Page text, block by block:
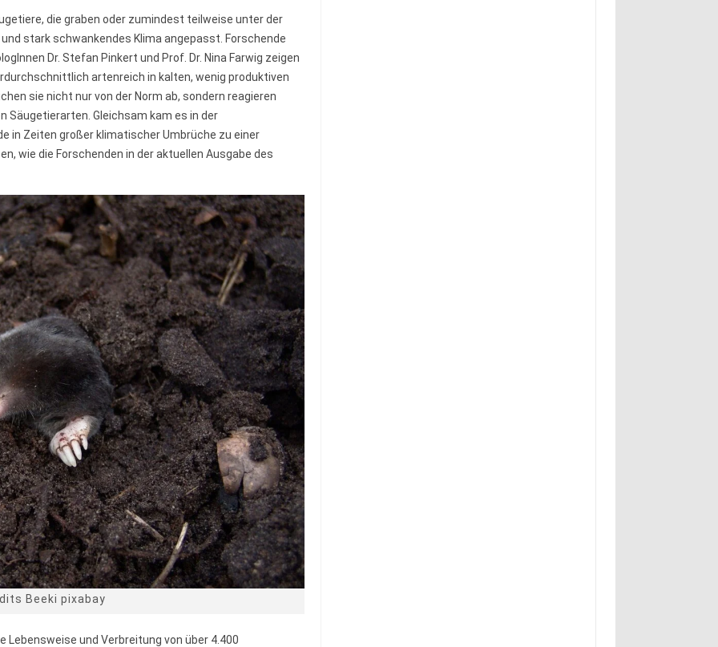
die graben oder zumindest teilweise unter der
stark schwankendes Klima angepasst. Forschende
Dr. Stefan Pinkert und Prof. Dr. Nina Farwig zeigen
artenreich in kalten, wenig produktiven
sie nicht nur von der Norm ab, sondern reagieren
Gleichsam kam es in der
in Zeiten großer klimatischer Umbrüche zu einer
wie die Forschenden in der aktuellen Ausgabe des
Beeki pixabay
und Verbreitung von über 4.400